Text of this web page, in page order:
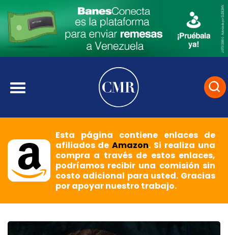
Esta página contiene enlaces de
afiliados deAmazon. Si realiza una
compra a través de estos enlaces,
podríamos recibir una comisión sin
costo adicional para usted. Gracias
por apoyar nuestro trabajo.